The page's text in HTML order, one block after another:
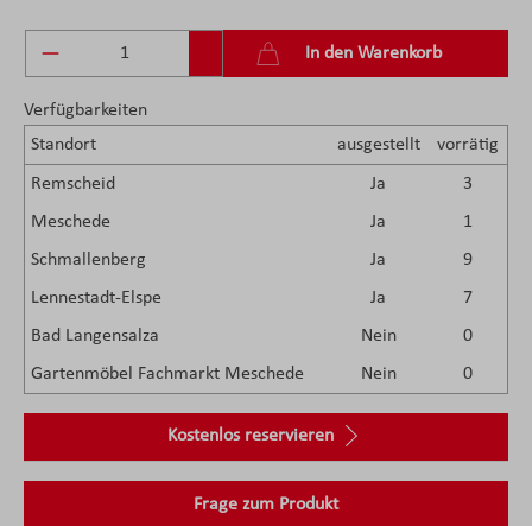
Produkt Anzahl: Gib den gewünschten Wert
In den Warenkorb
Verfügbarkeiten
Standort
ausgestellt vorrätig
Remscheid Ja
3
Meschede
Ja
1
Schmallenberg
Ja
9
Lennestadt-Elspe
Ja
7
Bad Langensalza
Nein
0
Gartenmöbel Fachmarkt Meschede
Nein 0
Kostenlos reservieren
Frage zum Produkt